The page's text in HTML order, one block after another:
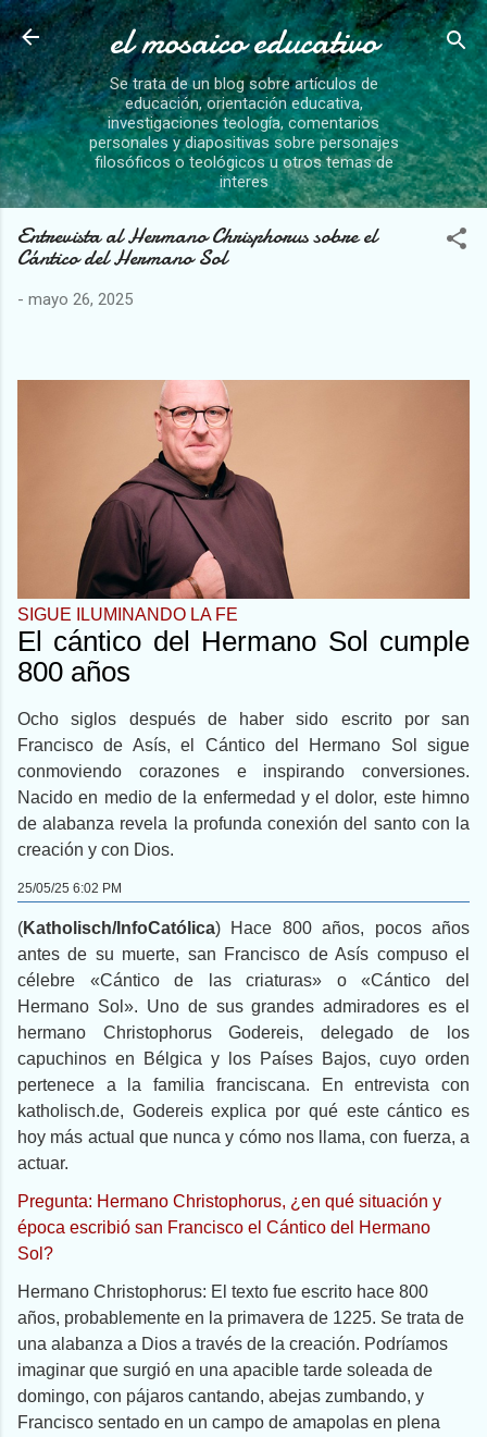
Ir al contenido principal
el mosaico educativo
Se trata de un blog sobre artículos de
educación, orientación educativa,
investigaciones teología, comentarios
personales y diapositivas sobre personajes
filosóficos o teológicos u otros temas de
interes
Entrevista al Hermano Chrisphorus sobre el
Cántico del Hermano Sol
- mayo 26, 2025
SIGUE ILUMINANDO LA FE
El cántico del Hermano Sol cumple
800 años
Ocho siglos después de haber sido escrito por san
Francisco de Asís, el Cántico del Hermano Sol sigue
conmoviendo corazones e inspirando conversiones.
Nacido en medio de la enfermedad y el dolor, este himno
de alabanza revela la profunda conexión del santo con la
creación y con Dios.
25/05/25 6:02 PM
(Katholisch/InfoCatólica) Hace 800 años, pocos años
antes de su muerte, san Francisco de Asís compuso el
célebre «Cántico de las criaturas» o «Cántico del
Hermano Sol». Uno de sus grandes admiradores es el
hermano Christophorus Godereis, delegado de los
capuchinos en Bélgica y los Países Bajos, cuyo orden
pertenece a la familia franciscana. En entrevista con
katholisch.de, Godereis explica por qué este cántico es
hoy más actual que nunca y cómo nos llama, con fuerza, a
actuar.
Pregunta: Hermano Christophorus, ¿en qué situación y
época escribió san Francisco el Cántico del Hermano
Sol?
Hermano Christophorus: El texto fue escrito hace 800
años, probablemente en la primavera de 1225. Se trata de
una alabanza a Dios a través de la creación. Podríamos
imaginar que surgió en una apacible tarde soleada de
domingo, con pájaros cantando, abejas zumbando, y
Francisco sentado en un campo de amapolas en plena